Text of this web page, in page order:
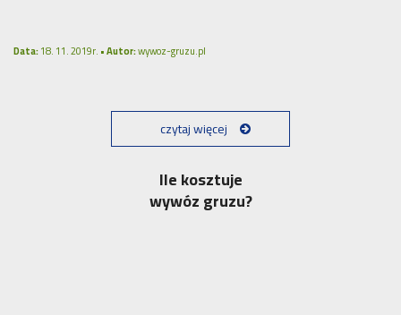
Data:18. 11. 2019r. •Autor:wywoz-gruzu.pl
czytaj więcej
Ile kosztuje
wywóz gruzu?